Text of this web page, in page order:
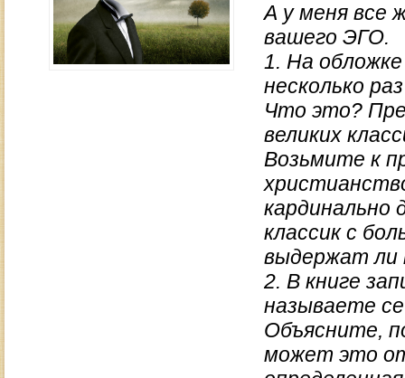
А у меня все
вашего ЭГО.
1. На
несколько
Что это?
великих
Возьмите к
кардинально
классик с
выдержат ли
2. В книге
называете
Объясните,
может это